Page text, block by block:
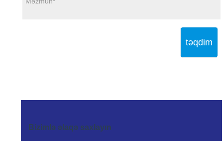
təqdim
Bizimlə əlaqə saxlayın